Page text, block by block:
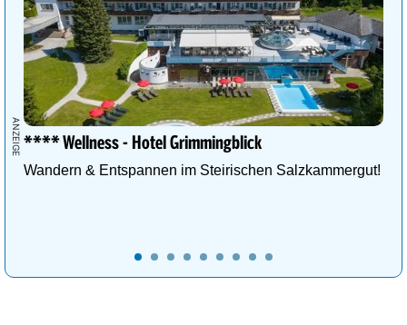
**** Wellness - Hotel Grimmingblick
Wandern & Entspannen im Steirischen Salzkammergut!